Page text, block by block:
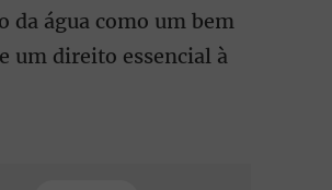
da água como um bem
um direito essencial à